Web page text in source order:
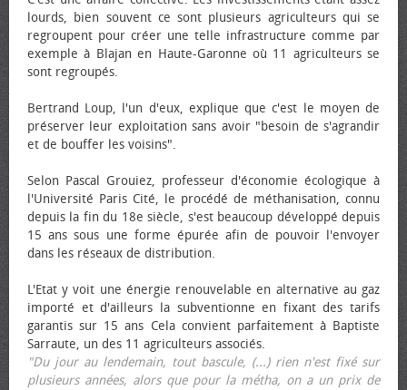
lourds, bien souvent ce sont plusieurs agriculteurs qui se
regroupent pour créer une telle infrastructure comme par
exemple à Blajan en Haute-Garonne où 11 agriculteurs se
sont regroupés.
Bertrand Loup, l'un d'eux, explique que c'est le moyen de
préserver leur exploitation sans avoir "besoin de s'agrandir
et de bouffer les voisins".
Selon Pascal Grouiez, professeur d'économie écologique à
l'Université Paris Cité, le procédé de méthanisation, connu
depuis la fin du 18e siècle, s'est beaucoup développé depuis
15 ans sous une forme épurée afin de pouvoir l'envoyer
dans les réseaux de distribution.
L'Etat y voit une énergie renouvelable en alternative au gaz
importé et d'ailleurs la subventionne en fixant des tarifs
garantis sur 15 ans Cela convient parfaitement à Baptiste
Sarraute, un des 11 agriculteurs associés.
"Du jour au lendemain, tout bascule, (...) rien n'est fixé sur
plusieurs années, alors que pour la métha, on a un prix de